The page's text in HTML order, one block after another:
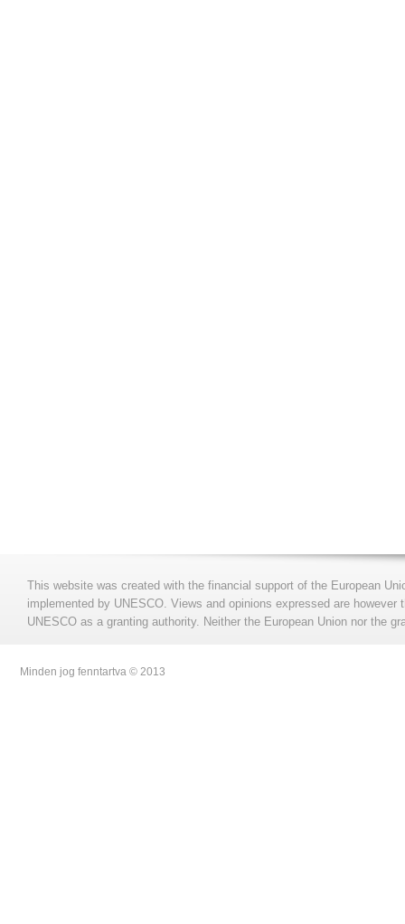
This website was created with the financial support of the European
implemented by UNESCO. Views and opinions expressed are
UNESCO as a granting authority. Neither the European Union nor the
Minden jog fenntartva © 2013